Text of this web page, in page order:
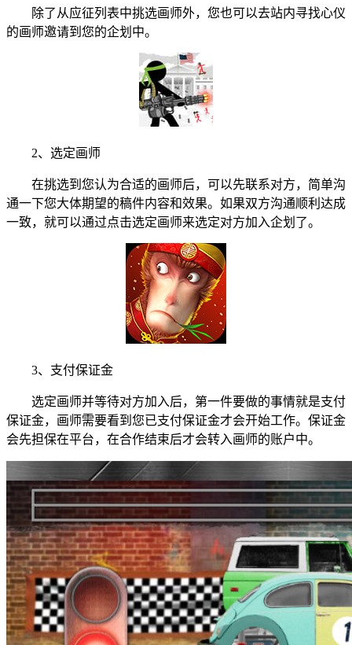
除了从应征列表中挑选画师外，您也可以去站内寻找心仪
的画师邀请到您的企划中。
2、选定画师
在挑选到您认为合适的画师后，可以先联系对方，简单沟
通一下您大体期望的稿件内容和效果。如果双方沟通顺利达成
一致，就可以通过点击选定画师来选定对方加入企划了。
3、支付保证金
选定画师并等待对方加入后，第一件要做的事情就是支付
保证金，画师需要看到您已支付保证金才会开始工作。保证金
会先担保在平台，在合作结束后才会转入画师的账户中。